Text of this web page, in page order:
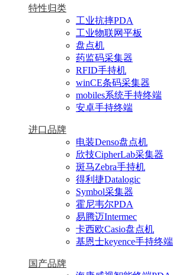
特性归类
工业抗摔PDA
工业物联网平板
盘点机
药监码采集器
RFID手持机
winCE条码采集器
mobiles系统手持终端
安卓手持终端
进口品牌
电装Denso盘点机
欣技CipherLab采集器
斑马Zebra手持机
得利捷Datalogic
Symbol采集器
霍尼韦尔PDA
易腾迈Intermec
卡西欧Casio盘点机
基恩士keyence手持终端
国产品牌